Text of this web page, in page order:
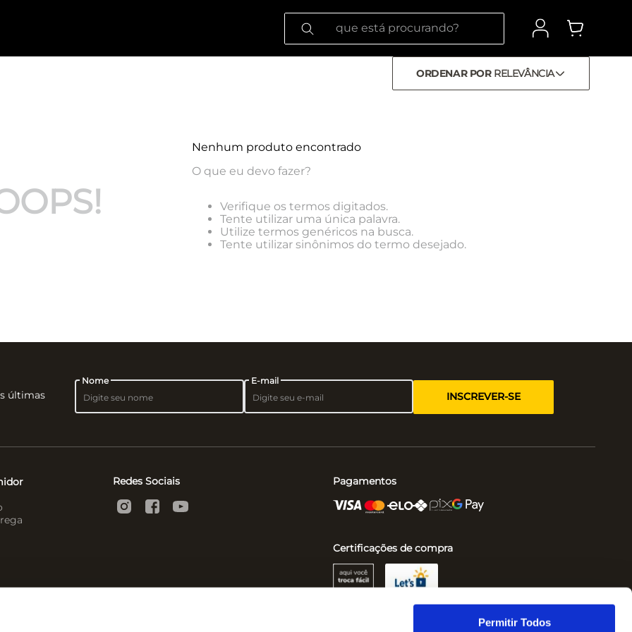
Permitir Todos
O que está procurando?
ORDENAR POR RELEVÂNCIA
Nenhum produto encontrado
O que eu devo fazer?
Verifique os termos digitados.
Tente utilizar uma única palavra.
Utilize termos genéricos na busca.
Tente utilizar sinônimos do termo desejado.
últimas
Nome E-mail
INSCREVER-SE
Redes Sociais Pagamentos
Certificações de compra